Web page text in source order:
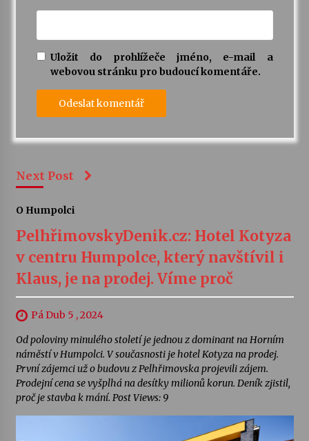
Uložit do prohlížeče jméno, e-mail a
webovou stránku pro budoucí komentáře.
Next Post
O Humpolci
PelhřimovskyDenik.cz: Hotel Kotyza
v centru Humpolce, který navštívil i
Klaus, je na prodej. Víme proč
Pá Dub 5 , 2024
Od poloviny minulého století je jednou z dominant na Horním
náměstí v Humpolci. V současnosti je hotel Kotyza na prodej.
První zájemci už o budovu z Pelhřimovska projevili zájem.
Prodejní cena se vyšplhá na desítky milionů korun. Deník zjistil,
proč je stavba k mání. Post Views: 9